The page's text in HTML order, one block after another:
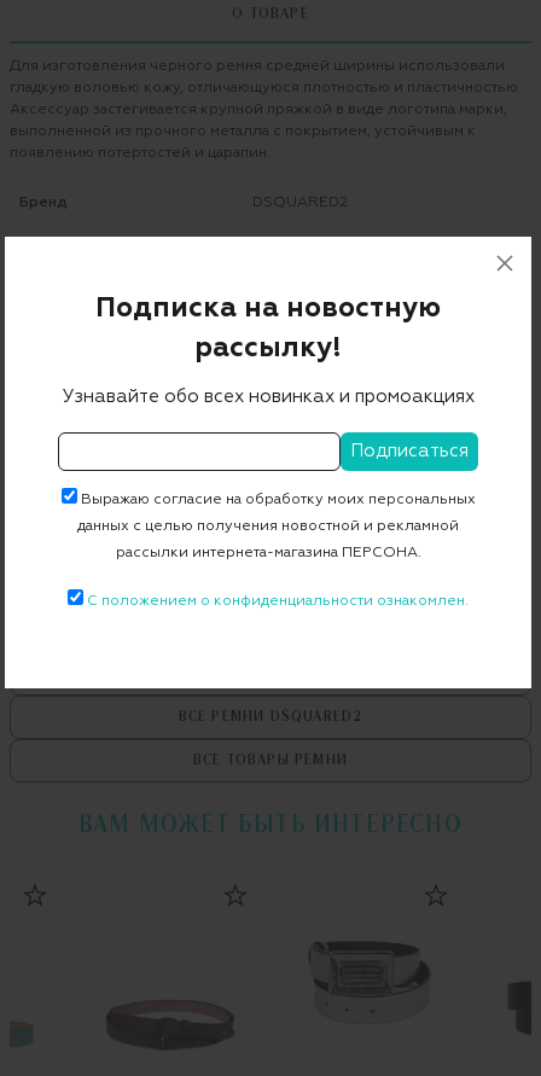
О ТОВАРЕ
Для изготовления черного ремня средней ширины использовали
гладкую воловью кожу, отличающуюся плотностью и пластичностью.
Аксессуар застегивается крупной пряжкой в виде логотипа марки,
выполненной из прочного металла с покрытием, устойчивым к
появлению потертостей и царапин.
Бренд DSQUARED2
Страна дизайна
BEW0392 01500001
Бесплатная примерка в пункте выдачи
Примерка при доставке торговым представителем
ВСЕ РЕМНИ DSQUARED2
ВСЕ ТОВАРЫ РЕМНИ
ВАМ МОЖЕТ БЫТЬ ИНТЕРЕСНО
Подписка на новостную
рассылку!
Узнавайте обо всех новинках и промоакциях
Выражаю согласие на обработку моих персональных
данных с целью получения новостной и рекламной
рассылки интернета-магазина ПЕРСОНА.
С положением о конфиденциальности ознакомлен.